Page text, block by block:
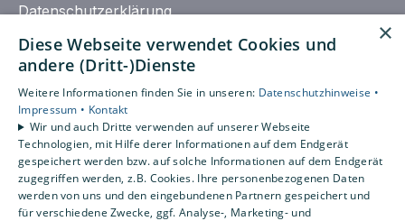
Datenschutzerklärung
Unsere Bereiche
Privatkunden
Gewerbekunden
Karriere
Unternehmen
Kontakt
×
Diese Webseite verwendet Cookies und
andere (Dritt-)Dienste
Weitere Informationen finden Sie in unseren: Datenschutzhinweise •
Impressum • Kontakt
Wir und auch Dritte verwenden auf unserer Webseite
Technologien, mit Hilfe derer Informationen auf dem Endgerät
gespeichert werden bzw. auf solche Informationen auf dem Endgerät
zugegriffen werden, z.B. Cookies. Ihre personenbezogenen Daten
werden von uns und den eingebundenen Partnern gespeichert und
für verschiedene Zwecke, ggf. Analyse-, Marketing- und